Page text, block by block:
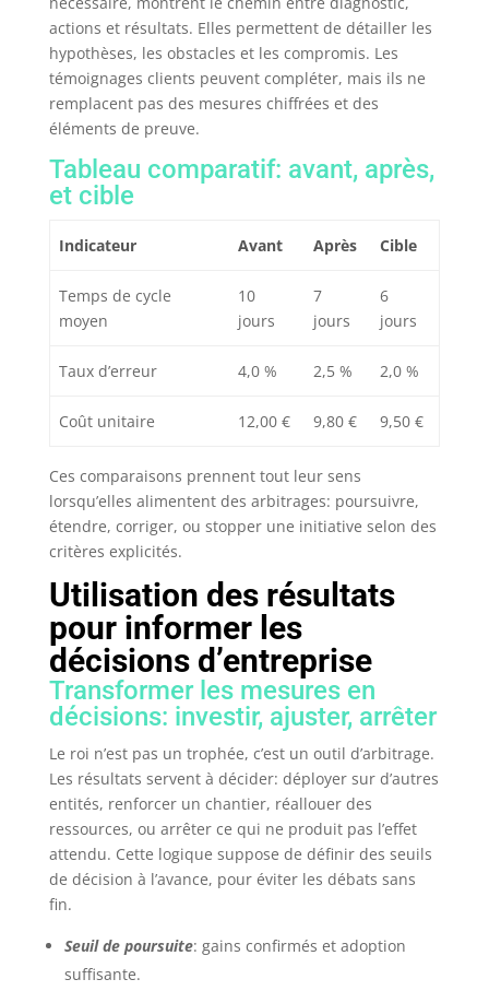
actions et résultats. Elles permettent de détailler les
hypothèses, les obstacles et les compromis. Les
témoignages clients peuvent compléter, mais ils ne
remplacent pas des mesures chiffrées et des
éléments de preuve.
Tableau comparatif: avant, après,
et cible
Indicateur Avant Après Cible
Temps de cycle
moyen
10
jours
7
jours
6
jours
Taux d’erreur 4,0 % 2,5 % 2,0 %
Coût unitaire 12,00 € 9,80 € 9,50 €
Ces comparaisons prennent tout leur sens
lorsqu’elles alimentent des arbitrages: poursuivre,
étendre, corriger, ou stopper une initiative selon des
critères explicités.
Utilisation des résultats
pour informer les
décisions d’entreprise
Transformer les mesures en
décisions: investir, ajuster, arrêter
Le roi n’est pas un trophée, c’est un outil d’arbitrage.
Les résultats servent à décider: déployer sur d’autres
entités, renforcer un chantier, réallouer des
ressources, ou arrêter ce qui ne produit pas l’effet
attendu. Cette logique suppose de définir des seuils
de décision à l’avance, pour éviter les débats sans
fin.
Seuil de poursuite: gains confirmés et adoption
suffisante.